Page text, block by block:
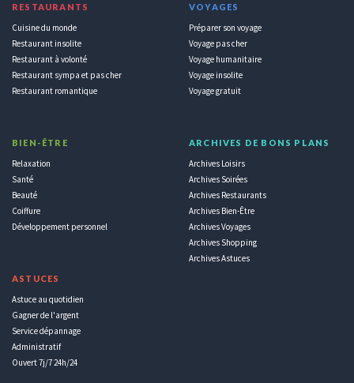
RESTAURANTS
Cuisine du monde
Restaurant insolite
Restaurant à volonté
Restaurant sympa et pas cher
Restaurant romantique
BIEN-ÊTRE
Relaxation
Santé
Beauté
Coiffure
Développement personnel
ASTUCES
Astuce au quotidien
Gagner de l'argent
Service dépannage
Administratif
Ouvert 7j/7 24h/24
VOYAGES
Préparer son voyage
Voyage pas cher
Voyage humanitaire
Voyage insolite
Voyage gratuit
ARCHIVES DE BONS PLANS
Archives Loisirs
Archives Soirées
Archives Restaurants
Archives Bien-Être
Archives Voyages
Archives Shopping
Archives Astuces